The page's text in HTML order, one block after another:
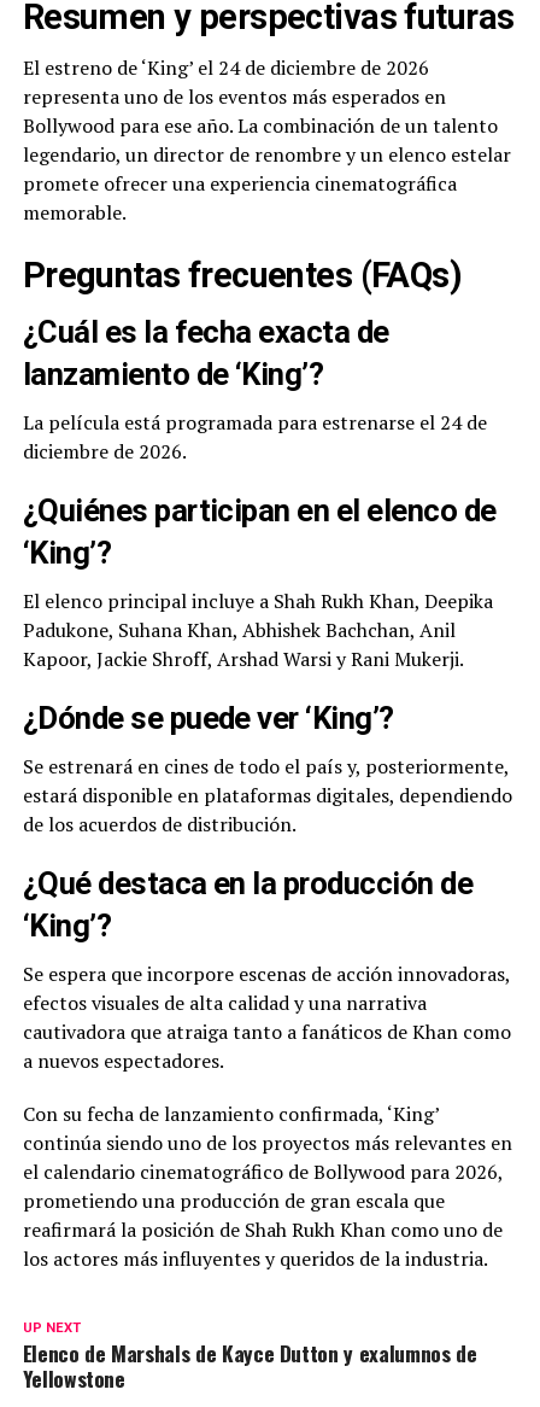
Resumen y perspectivas futuras
El estreno de ‘King’ el 24 de diciembre de 2026
representa uno de los eventos más esperados en
Bollywood para ese año. La combinación de un talento
legendario, un director de renombre y un elenco estelar
promete ofrecer una experiencia cinematográfica
memorable.
Preguntas frecuentes (FAQs)
¿Cuál es la fecha exacta de
lanzamiento de ‘King’?
La película está programada para estrenarse el 24 de
diciembre de 2026.
¿Quiénes participan en el elenco de
‘King’?
El elenco principal incluye a Shah Rukh Khan, Deepika
Padukone, Suhana Khan, Abhishek Bachchan, Anil
Kapoor, Jackie Shroff, Arshad Warsi y Rani Mukerji.
¿Dónde se puede ver ‘King’?
Se estrenará en cines de todo el país y, posteriormente,
estará disponible en plataformas digitales, dependiendo
de los acuerdos de distribución.
¿Qué destaca en la producción de
‘King’?
Se espera que incorpore escenas de acción innovadoras,
efectos visuales de alta calidad y una narrativa
cautivadora que atraiga tanto a fanáticos de Khan como
a nuevos espectadores.
Con su fecha de lanzamiento confirmada, ‘King’
continúa siendo uno de los proyectos más relevantes en
el calendario cinematográfico de Bollywood para 2026,
prometiendo una producción de gran escala que
reafirmará la posición de Shah Rukh Khan como uno de
los actores más influyentes y queridos de la industria.
UP NEXT
Elenco de Marshals de Kayce Dutton y exalumnos de
Yellowstone